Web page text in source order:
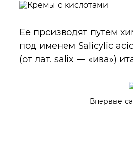
Ее производят путем
под именем Salicylic
(от лат. salix — «ива»)
Впервые